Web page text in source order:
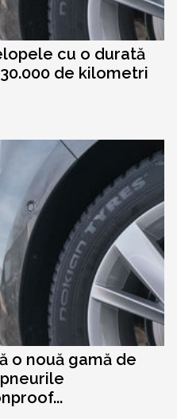
cu o durată
de kilometri
o nouă gamă de